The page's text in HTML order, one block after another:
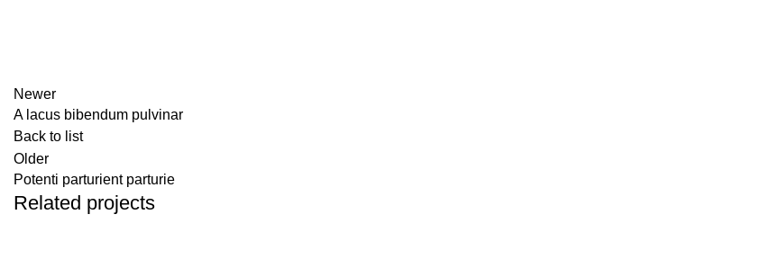
Newer
A lacus bibendum pulvinar
Back to list
Older
Potenti parturient parturie
Related projects